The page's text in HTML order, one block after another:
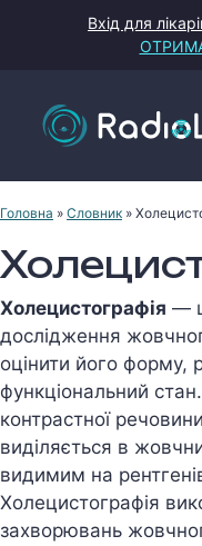
Вхід для
Головна » Словник »
Холецистографія —
дослідження
оцінити його форму,
функціональний
контрастної
виділяється в
видимим на
Холецистографія
захворювань